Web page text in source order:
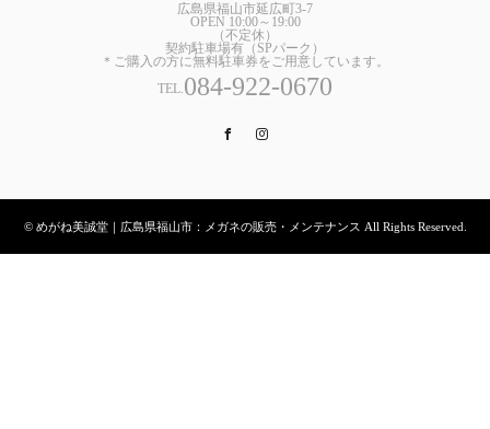
広島県福山市延広町3-7
OPEN 10:00～19:00
（不定休）
契約駐車場有（SPパーク）
＊ご購入の方に無料駐車券をご用意しています。
TEL.084-922-0670
Facebook
© めがね美誠堂｜広島県福山市：メガネの販売・メンテナンス All Rights Reserved.